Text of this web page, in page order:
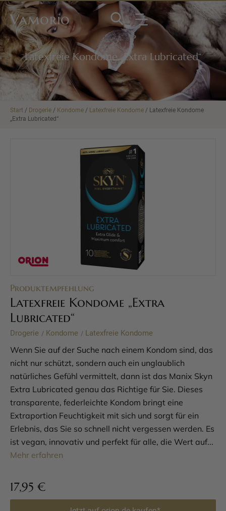
Vamorio
Latexfreie Kondome „Extra Lubricated“
Start / Drogerie / Kondome / Latexfreie Kondome / Latexfreie Kondome
„Extra Lubricated“
Produktempfehlung
Latexfreie Kondome „Extra
Lubricated“
Drogerie / Kondome / Latexfreie Kondome
Wenn Sie auf der Suche nach einem Kondom sind, das
nicht nur schützt, sondern auch ein unglaublich
natürliches Gefühl vermittelt, dann ist das Manix Skyn
Extra Lubricated genau das Richtige für Sie. Dieses
transparente, federleichte Kondom bringt eine
Extraportion Feuchtigkeit mit sich und sorgt für ein
Erlebnis, das Sie so schnell nicht vergessen werden. Es
ist vegan, innovativ und perfekt für alle, die Wert auf...
Mehr erfahren
17,95 €